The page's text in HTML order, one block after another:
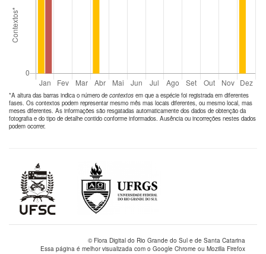
*A altura das barras indica o número de contextos em que a espécie foi registrada em diferentes
fases. Os contextos podem representar mesmo mês mas locais diferentes, ou mesmo local, mas
meses diferentes. As informações são resgatadas automaticamente dos dados de obtenção da
fotografia e do tipo de detalhe contido conforme informados. Ausência ou incorreções nestes dados
podem ocorrer.
© Flora Digital do Rio Grande do Sul e de Santa Catarina
Essa página é melhor visualizada com o Google Chrome ou Mozilla Firefox